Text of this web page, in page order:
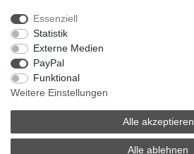
Impressum
Barrierefreiheitserklärung
Vertrag widerrufen
Essenziell
Statistik
Externe Medien
PayPal
Funktional
Weitere Einstellungen
Alle akzeptieren
Alle ablehnen